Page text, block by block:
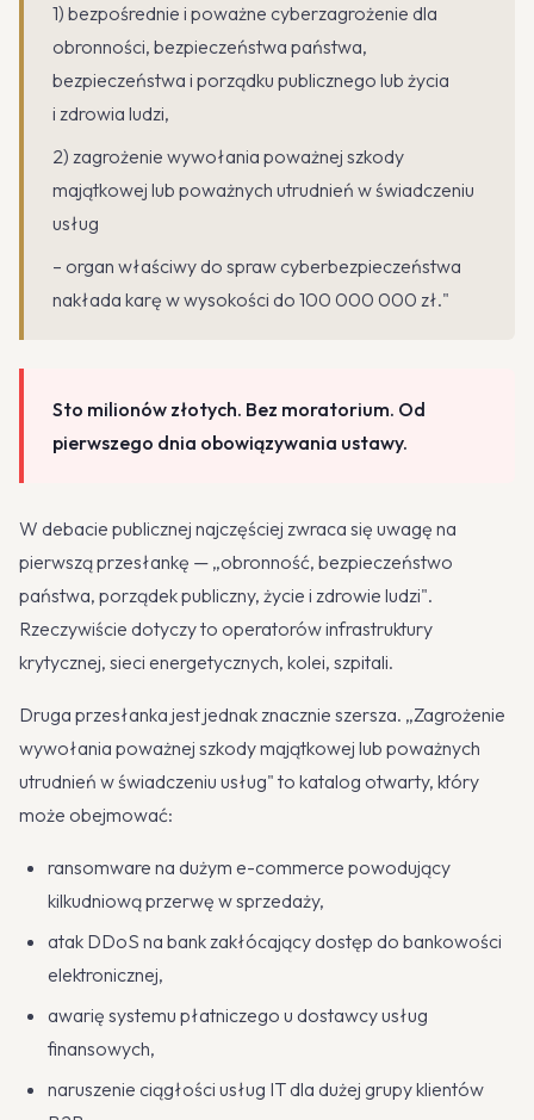
1) bezpośrednie i poważne cyberzagrożenie dla
obronności, bezpieczeństwa państwa,
bezpieczeństwa i porządku publicznego lub życia
i zdrowia ludzi,
2) zagrożenie wywołania poważnej szkody
majątkowej lub poważnych utrudnień w świadczeniu
usług
– organ właściwy do spraw cyberbezpieczeństwa
nakłada karę w wysokości do 100 000 000 zł."
Sto milionów złotych. Bez moratorium. Od
pierwszego dnia obowiązywania ustawy.
W debacie publicznej najczęściej zwraca się uwagę na
pierwszą przesłankę — „obronność, bezpieczeństwo
państwa, porządek publiczny, życie i zdrowie ludzi".
Rzeczywiście dotyczy to operatorów infrastruktury
krytycznej, sieci energetycznych, kolei, szpitali.
Druga przesłanka jest jednak znacznie szersza. „Zagrożenie
wywołania poważnej szkody majątkowej lub poważnych
utrudnień w świadczeniu usług" to katalog otwarty, który
może obejmować:
ransomware na dużym e-commerce powodujący
kilkudniową przerwę w sprzedaży,
atak DDoS na bank zakłócający dostęp do bankowości
elektronicznej,
awarię systemu płatniczego u dostawcy usług
finansowych,
naruszenie ciągłości usług IT dla dużej grupy klientów